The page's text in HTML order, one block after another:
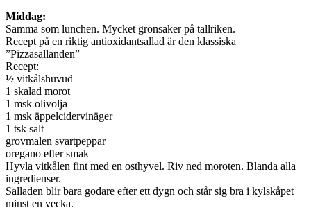
Middag:
Samma som lunchen. Mycket grönsaker på tallriken.
Recept på en riktig antioxidantsallad är den klassiska
”Pizzasallanden”
Recept:
½ vitkålshuvud
1 skalad morot
1 msk olivolja
1 msk äppelcidervinäger
1 tsk salt
grovmalen svartpeppar
oregano efter smak
Hyvla vitkålen fint med en osthyvel. Riv ned moroten. Blanda alla
ingredienser.
Salladen blir bara godare efter ett dygn och står sig bra i kylskåpet
minst en vecka.